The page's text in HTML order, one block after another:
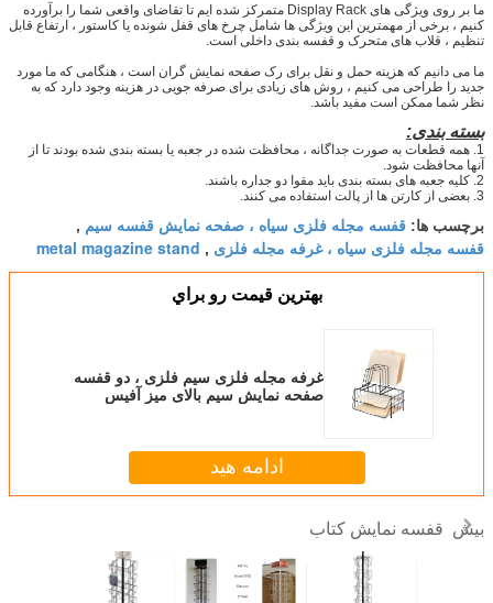
ما بر روی ویژگی های Display Rack متمرکز شده ایم تا تقاضای واقعی شما را برآورده
کنیم ، برخی از مهمترین این ویژگی ها شامل چرخ های قفل شونده یا کاستور ، ارتفاع قابل
تنظیم ، قلاب های متحرک و قفسه بندی داخلی است.
ما می دانیم که هزینه حمل و نقل برای رک صفحه نمایش گران است ، هنگامی که ما مورد
جدید را طراحی می کنیم ، روش های زیادی برای صرفه جویی در هزینه وجود دارد که به
نظر شما ممکن است مفید باشد.
بسته بندی:
1. همه قطعات به صورت جداگانه ، محافظت شده در جعبه یا بسته بندی شده بودند تا از
آنها محافظت شود.
2. کلیه جعبه های بسته بندی باید مقوا دو جداره باشند.
3. بعضی از کارتن ها از پالت استفاده می کنند.
برچسب ها: قفسه مجله فلزی سیاه ، صفحه نمایش قفسه سیم ,
قفسه مجله فلزی سیاه ، غرفه مجله فلزی ,
metal magazine stand
بهترين قيمت رو براي
غرفه مجله فلزی سیم فلزی ، دو قفسه
صفحه نمایش سیم بالای میز آفیس
ادامه هید
بیش قفسه نمایش کتاب